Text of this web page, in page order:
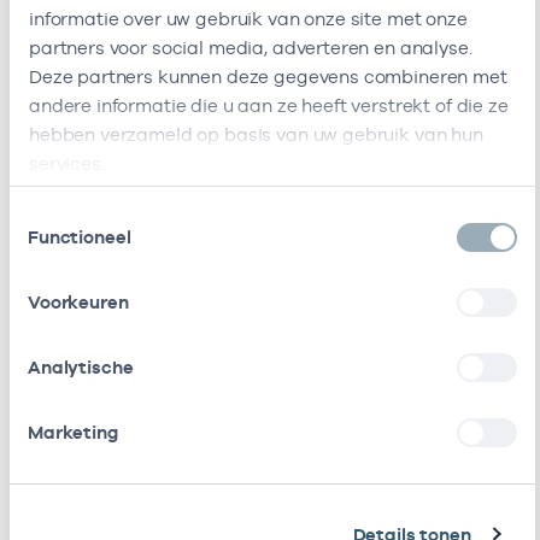
informatie over uw gebruik van onze site met onze
partners voor social media, adverteren en analyse.
Deze partners kunnen deze gegevens combineren met
andere informatie die u aan ze heeft verstrekt of die ze
hebben verzameld op basis van uw gebruik van hun
Functioneel
Voorkeuren
Analytische
Marketing
Details tonen
De Admiraal
De
Ruijterweg
215a
1056GH
Amsterdam
Zorgverleners
Bij deze onderneming werken de volgende